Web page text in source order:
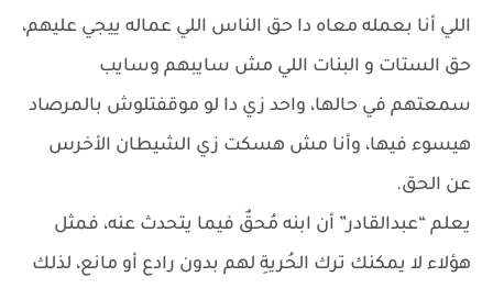
اللي أنا بعمله معاه دا حق الناس اللي عماله ييجي عليهم،
حق الستات و البنات اللي مش سايبهم وسايب
سمعتهم في حالها، واحد زي دا لو موقفتلوش بالمرصاد
هيسوء فيها، وأنا مش هسكت زي الشيطان الأخرس
عن الحق.
يعلم “عبدالقادر” أن ابنه مُحقٌ فيما يتحدث عنه، فمثل
هؤلاء لا يمكنك ترك الحُريةِ لهم بدون رادع أو مانع، لذلك